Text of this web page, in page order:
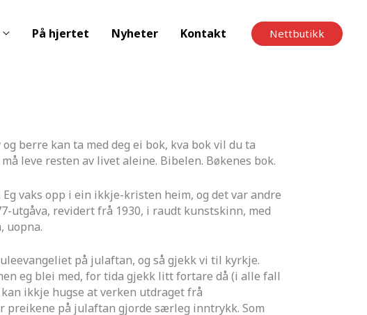
På hjertet Nyheter Kontakt Nettbutikk
berre kan ta med deg ei bok, kva bok vil du ta
leve resten av livet aleine. Bibelen. Bøkenes bok.
vaks opp i ein ikkje-kristen heim, og det var andre
utgåva, revidert frå 1930, i raudt kunstskinn, med
uopna.
på julaftan, og så gjekk vi til kyrkje.
eg blei med, for tida gjekk litt fortare då (i alle fall
ikkje hugse at verken utdraget frå
preikene på julaftan gjorde særleg inntrykk. Som